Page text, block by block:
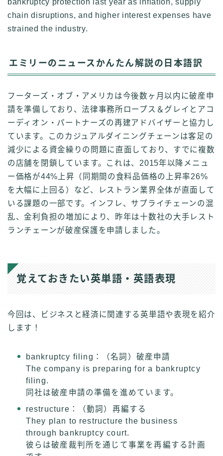
chain disruptions, and higher interest expenses have
strained the industry.
エミリーのニュースかんたん解説の日本語訳
フーターズ・オブ・アメリカは今後数ヶ月以内に破産申
請を準備しており、法律事務所ロープス＆グレイとアコ
ーディオン・パートナーズの再建アドバイザーと協力し
ています。このカジュアルダイニングチェーンは客足の
減少による資金繰りの問題に直面しており、すでに複数
の店舗を閉鎖しています。これは、2015年以降メニュ
ー価格が44%上昇（同期間の食料品価格の上昇率26%
を大幅に上回る）など、レストラン業界全体が直面して
いる課題の一部です。インフレ、サプライチェーンの混
乱、金利負担の増加により、昨年は十数社の大手レスト
ランチェーンが破産保護を申請しました。
覚えておきたい英単語・英語表現
今回は、ビジネスと経済に関連する英単語や表現を紹介
します！
bankruptcy filing：（名詞）破産申請
The company is preparing for a bankruptcy
filing.
同社は破産申請の準備を進めています。
restructure：（動詞）再編する
They plan to restructure the business
through bankruptcy court.
彼らは破産裁判所を通じて事業を再編する計画